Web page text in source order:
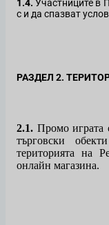
1.4. Участниците в
с и да спазват
РАЗДЕЛ 2.
2.1. Промо играта
търговски
територията на
онлайн магазина.